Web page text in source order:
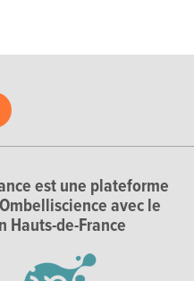
est une plateforme
avec le
Hauts-de-France